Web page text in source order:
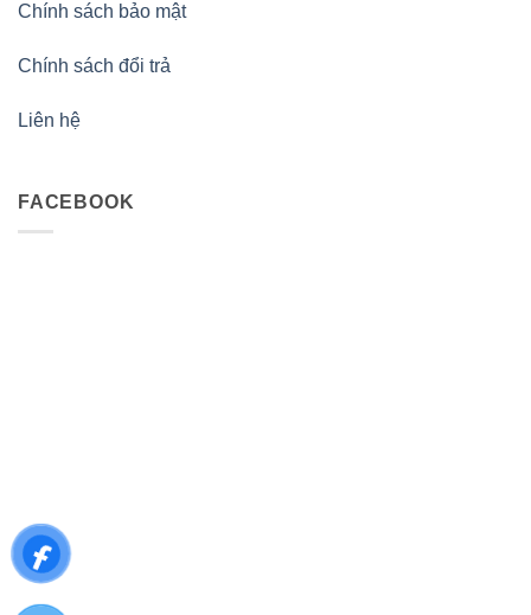
Chính sách bảo mật
Chính sách đổi trả
Liên hệ
FACEBOOK